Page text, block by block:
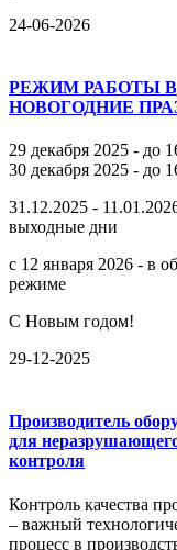
24-06-2026
РЕЖИМ РАБОТЫ В
НОВОГОДНИЕ
29 декабря 2025 - до
30 декабря 2025 - до
31.12.2025 -
выходные дни
с 12 января 2026 - в
режиме
С Новым годом!
29-12-2025
Производитель
для
контроля
Контроль качества
– важный
процесс в